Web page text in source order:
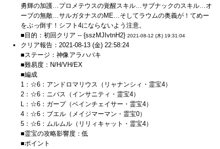
勇輝の加護…プロメテウスの覚醒スキル…サブナックのスキル…オ
ーブの無敵…サルガタナスのME…そしてラウムの奥義が！てめー
をぶっ倒す！シフト4にならないよう注意。
■目的：初回クリア -- {sszMJIvtnH2} 2021-08-12 (木) 19:31:04
クリア報告：2021-08-13 (金) 22:58:24
■ステージ：神像アラハバキ
■難易度：N/H/VH/EX
■編成
1：☆6：アンドロマリウス（リャナンシィ・霊宝4）
2：☆6：ニバス（インサニティ・霊宝4）
L：☆6：ガープ（ベインチェイサー・霊宝4）
4：☆6：ブエル（メイジマーマン・霊宝0）
5：☆6：ムルムル（リリィキャット・霊宝4）
■霊宝の攻略影響度：低
■ポイント